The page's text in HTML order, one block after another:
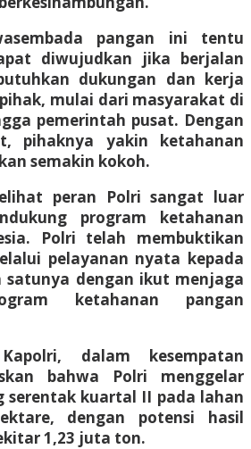
pangan ini tentu
diwujudkan jika berjalan
dukungan dan kerja
mulai dari masyarakat di
pemerintah pusat. Dengan
pihaknya yakin ketahanan
semakin kokoh.
peran Polri sangat luar
program ketahanan
Polri telah membuktikan
pelayanan nyata kepada
satunya dengan ikut menjaga
ketahanan pangan
dalam kesempatan
bahwa Polri menggelar
serentak kuartal II pada lahan
dengan potensi hasil
1,23 juta ton.